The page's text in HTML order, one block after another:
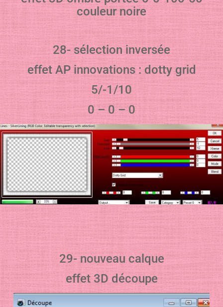
couleur noire
28- sélection inversée
effet AP innovations : dotty grid
5/-1/10
0 – 0 – 0
29- nouveau calque
effet 3D découpe